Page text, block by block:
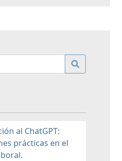
al ChatGPT:
prácticas en el